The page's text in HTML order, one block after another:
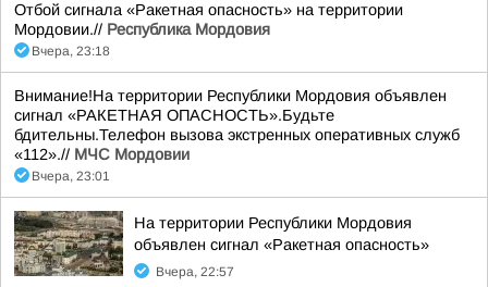
Отбой сигнала «Ракетная опасность» на территории
Мордовии.// Республика Мордовия
Вчера, 23:18
Внимание!На территории Республики Мордовия объявлен
сигнал «РАКЕТНАЯ ОПАСНОСТЬ».Будьте
бдительны.Телефон вызова экстренных оперативных служб
«112».// МЧС Мордовии
Вчера, 23:01
На территории Республики Мордовия
объявлен сигнал «Ракетная опасность»
Вчера, 22:57